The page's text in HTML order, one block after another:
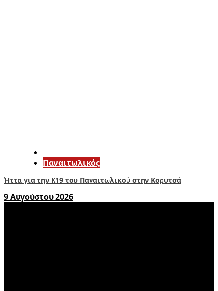
Παναιτωλικός
Ήττα για την Κ19 του Παναιτωλικού στην Κορυτσά
9 Αυγούστου 2026